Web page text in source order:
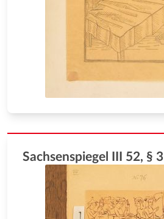
Sachsenspiegel III 52, § 3